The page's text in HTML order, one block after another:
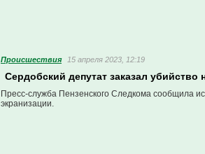
Проиcшествия 15 апреля 2023, 12:19
Сердобский депутат заказал
Пресс-служба Пензенского Следкома сообщила
экранизации.